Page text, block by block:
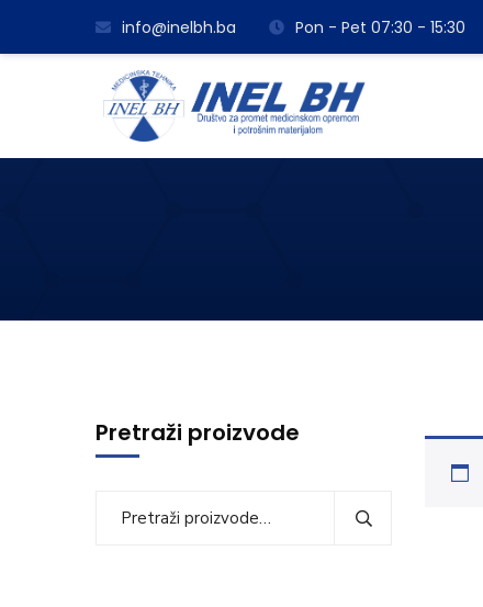
info@inelbh.ba Pon - Pet 07:30 - 15:30
Pretraži proizvode